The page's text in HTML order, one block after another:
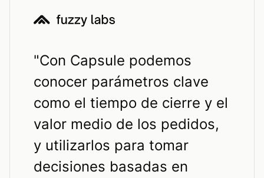
"Con Capsule podemos
conocer parámetros clave
como el tiempo de cierre y el
valor medio de los pedidos,
y utilizarlos para tomar
decisiones basadas en